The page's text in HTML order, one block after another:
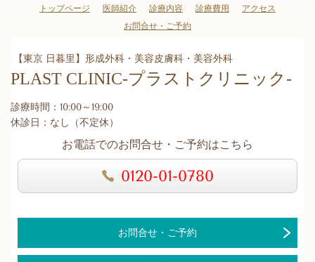
トップページ 医師紹介 診療内容 診療費用
アクセス
お問合せ・ご予約
【東京 日暮里】形成外科・美容皮膚科・美容外科
PLAST CLINIC-プラストクリニック-
診療時間：10:00～19:00
休診日：なし（不定休）
お電話でのお問合せ・ご予約はこちら
0120-01-0780
お問合せ・ご予約